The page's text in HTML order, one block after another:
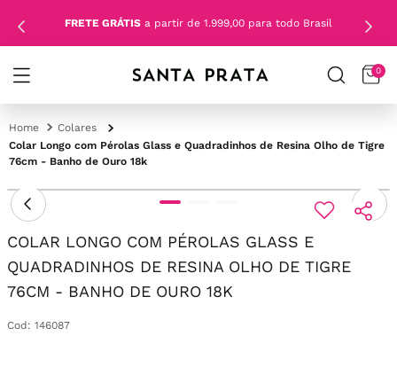
FRETE GRÁTIS a partir de 1.999,00 para todo Brasil
0
Colares
Colar Longo com Pérolas Glass e Quadradinhos de Resina Olho de Tigre
76cm - Banho de Ouro 18k
COLAR LONGO COM PÉROLAS GLASS E
QUADRADINHOS DE RESINA OLHO DE TIGRE
76CM - BANHO DE OURO 18K
Cod : 146087